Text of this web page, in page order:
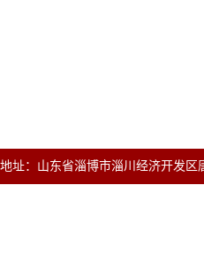
地址：山东省淄博市淄川经济开发